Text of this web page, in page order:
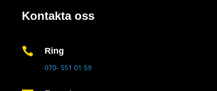
Kontakta oss
 Ring
070- 551 01 59